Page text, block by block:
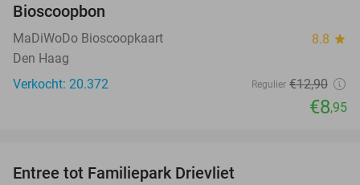
Bioscoopbon
MaDiWoDo Bioscoopkaart 8.8 star
Den Haag
Verkocht: 20.372
Regulier €12,90
€8,95
Entree tot Familiepark Drievliet